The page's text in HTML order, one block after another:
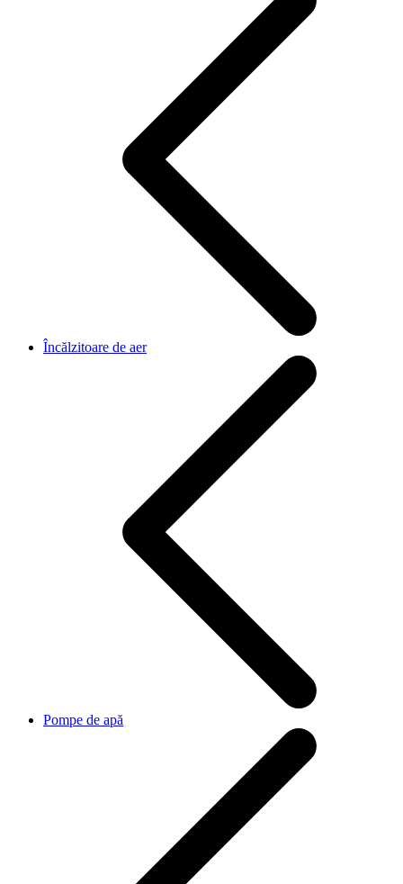
Încălzitoare de aer
Pompe de apă